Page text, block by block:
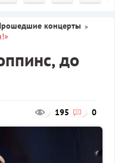
концерты »
до
0
195